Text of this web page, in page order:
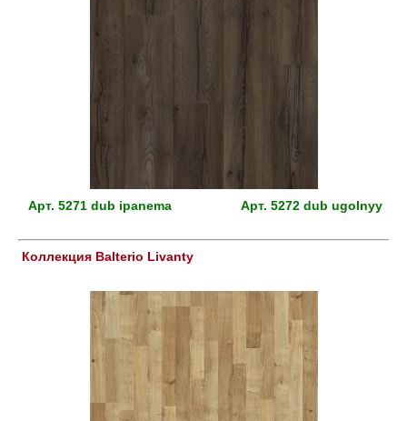
Арт. 5271 dub ipanema Арт. 5272 dub ugolnyy
Коллекция Balterio Livanty